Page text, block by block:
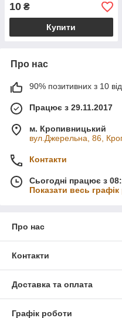
10 ₴
Купити
Про нас
90% позитивних з 10
Працює з 29.11.2017
м. Кропивницький
вул.Джерельна, 86,
Контакти
Сьогодні працює з
Показати весь
Про нас
Контакти
Доставка та оплата
Графік роботи